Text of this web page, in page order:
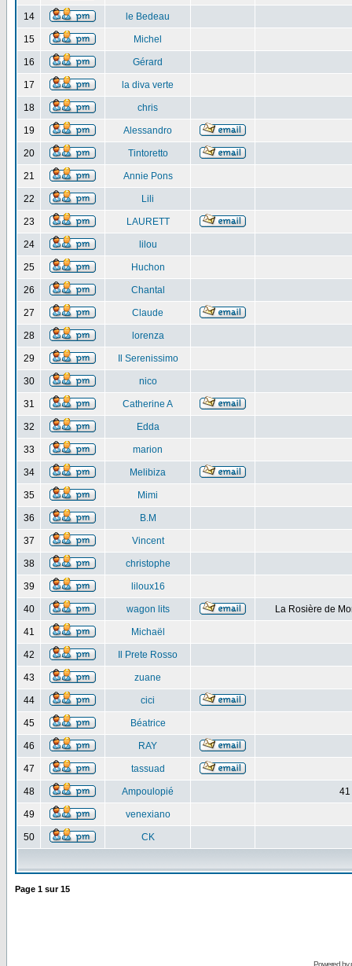
14 le Bedeau
15 Michel
16 Gérard
17 la diva verte
18 chris
19 Alessandro
20 Tintoretto
21 Annie Pons
22 Lili
23 LAURETT
24 lilou
25 Huchon
26 Chantal
27 Claude
28 lorenza
29 Il Serenissimo
30 nico
31 Catherine A
32 Edda
33 marion
34 Melibiza
35 Mimi
36 B.M
37 Vincent
38 christophe
39 liloux16
40 wagon lits La Rosière de
41 Michaël
42 Il Prete Rosso
43 zuane
44 cici
45 Béatrice
46 RAY
47 tassuad
48 Ampoulopié 41
49 venexiano
50 CK
Page 1 sur15
Powered by